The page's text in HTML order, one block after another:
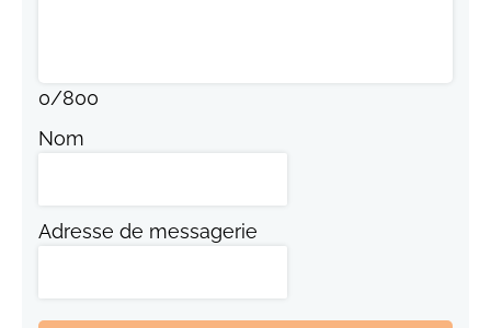
0/800
Nom
Adresse de messagerie